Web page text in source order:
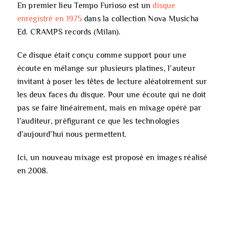
En premier lieu Tempo Furioso est undisque
enregistré en 1975 dans la collection Nova Musicha
Ed. CRAMPS records (Milan).
Ce disque était conçu comme support pour une
écoute en mélange sur plusieurs platines, l’auteur
invitant à poser les têtes de lecture aléatoirement sur
les deux faces du disque. Pour une écoute qui ne doit
pas se faire linéairement, mais en mixage opéré par
l’auditeur, préfigurant ce que les technologies
d’aujourd’hui nous permettent.
Ici, un nouveau mixage est proposé en images réalisé
en 2008.